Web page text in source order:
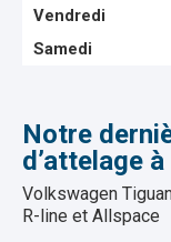
Vendredi
Samedi
Notre
d’attelage
Volkswagen
R-line et Allspace